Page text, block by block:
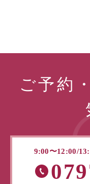
ご予約
9:00〜12:00/